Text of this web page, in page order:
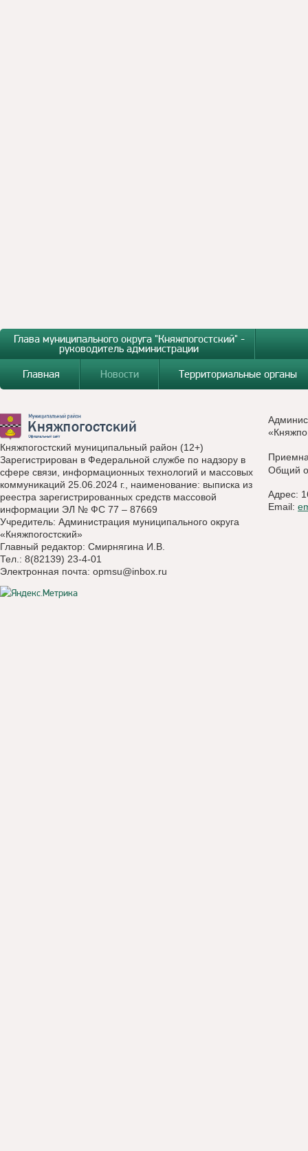
Глава муниципального округа "Княжпогостский" -
руководитель администрации
Главная
Новости Территориальные органы
Княжпогостский муниципальный район (12+)
Зарегистрирован в Федеральной службе по надзору в
сфере связи, информационных технологий и массовых
коммуникаций 25.06.2024 г., наименование: выписка из
реестра зарегистрированных средств массовой
информации ЭЛ № ФС 77 – 87669
Учредитель: Администрация муниципального округа
«Княжпогостский»
Главный редактор: Смирнягина И.В.
Тел.: 8(82139) 23-4-01
Электронная почта: opmsu@inbox.ru
Общий
Адрес:
Email: